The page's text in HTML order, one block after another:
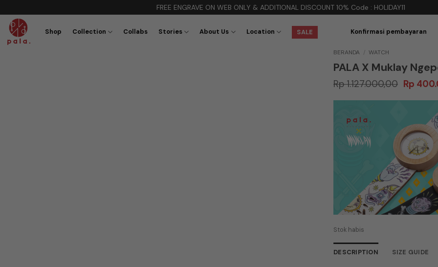
to
content
FREE ENGRAVE ON WEB ONLY & ADDITIONAL DISCOUNT 10% Code : HOLIDAY11
Shop Collection Collabs Stories About Us Location SALE Konfirmasi pembayaran
BERANDA / WATCH
PALA X Muklay
Rp1.127.000,00 Harga
aslinya
adalah:
Rp
Rp
Stok habis
DESCRIPTION SIZE GUIDE